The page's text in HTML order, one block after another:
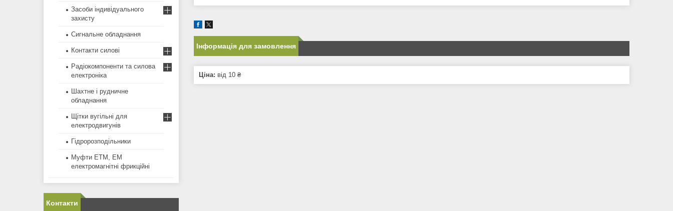
Інформація для замовлення
Ціна: від 10 ₴
Засоби індивідуального
захисту
Сигнальне обладнання
Контакти силові
Радіокомпоненти та силова
електроніка
Шахтне і рудничне
обладнання
Щітки вугільні для
електродвигунів
Гідророзподільники
Муфти ЕТМ, ЕМ
електромагнітні фрикційні
Контакти